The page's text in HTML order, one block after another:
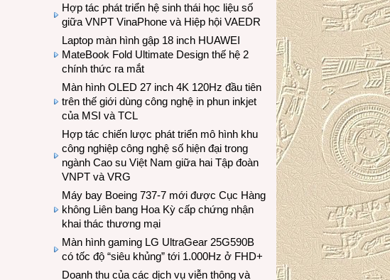
Hợp tác phát triển hệ sinh thái học liệu số
giữa VNPT VinaPhone và Hiệp hội VAEDR
Laptop màn hình gập 18 inch HUAWEI
MateBook Fold Ultimate Design thế hệ 2
chính thức ra mắt
Màn hình OLED 27 inch 4K 120Hz đầu tiên
trên thế giới dùng công nghệ in phun inkjet
của MSI và TCL
Hợp tác chiến lược phát triển mô hình khu
công nghiệp công nghệ số hiện đại trong
ngành Cao su Việt Nam giữa hai Tập đoàn
VNPT và VRG
Máy bay Boeing 737-7 mới được Cục Hàng
không Liên bang Hoa Kỳ cấp chứng nhận
khai thác thương mại
Màn hình gaming LG UltraGear 25G590B
có tốc độ “siêu khủng” tới 1.000Hz ở FHD+
Doanh thu của các dịch vụ viễn thông và